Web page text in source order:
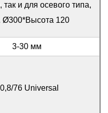
так и для осевого типа,
120
3-30 мм
76 Universal